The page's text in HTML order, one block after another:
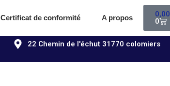
Certificat de conformité A propos 0,00
0
22 Chemin de l'échut 31770 colomiers